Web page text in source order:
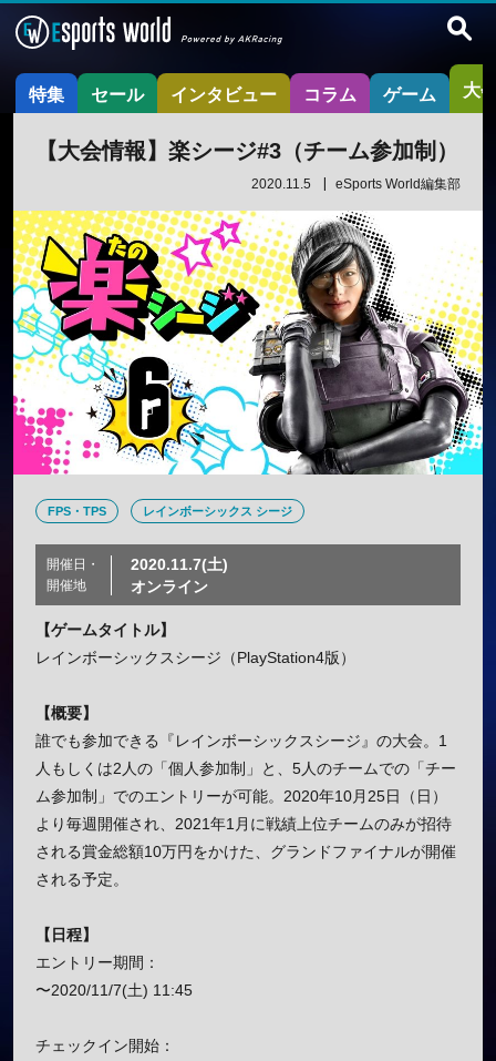
特集 セール インタビュー コラム ゲーム 大
【大会情報】楽シージ#3（チーム参加制）
2020.11.5 eSports World編集部
FPS・TPS レインボーシックス シージ
開催日・
開催地
2020.11.7(土)
オンライン
【ゲームタイトル】
レインボーシックスシージ（PlayStation4版）
【概要】
誰でも参加できる『レインボーシックスシージ』の大会。1
人もしくは2人の「個人参加制」と、5人のチームでの「チー
ム参加制」でのエントリーが可能。2020年10月25日（日）
より毎週開催され、2021年1月に戦績上位チームのみが招待
される賞金総額10万円をかけた、グランドファイナルが開催
される予定。
【日程】
エントリー期間：
〜2020/11/7(土) 11:45
チェックイン開始：